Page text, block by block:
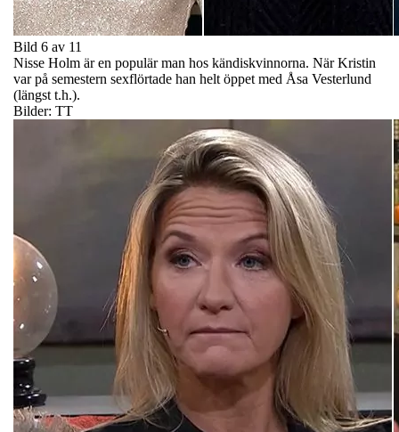
Bild 6 av 11
Nisse Holm är en populär man hos kändiskvinnorna. När Kristin
var på semestern sexflörtade han helt öppet med Åsa Vesterlund
(längst t.h.).
Bilder: TT